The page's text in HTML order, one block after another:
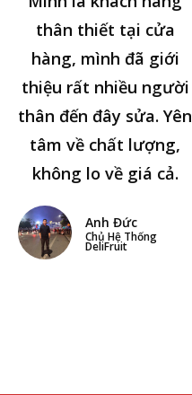
thân thiết tại cửa
hàng, mình đã giới
thiệu rất nhiều người
thân đến đây sửa. Yên
tâm về chất lượng,
không lo về giá cả.
Anh Đức
Chủ Hệ Thống
DeliFruit